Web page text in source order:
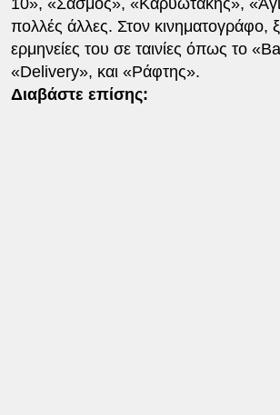
πολλές άλλες. Στον κινηματογράφο,
ερμηνείες του σε ταινίες όπως το
«Delivery», και «Ράφτης».
Διαβάστε επίσης: